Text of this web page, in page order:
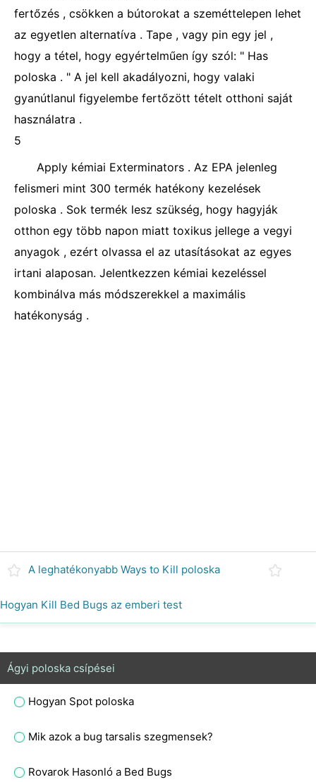
fertőzés , csökken a bútorokat a szeméttelepen lehet
az egyetlen alternatíva . Tape , vagy pin egy jel ,
hogy a tétel, hogy egyértelműen így szól: " Has
poloska . " A jel kell akadályozni, hogy valaki
gyanútlanul figyelembe fertőzött tételt otthoni saját
használatra .
5
Apply kémiai Exterminators . Az EPA jelenleg
felismeri mint 300 termék hatékony kezelések
poloska . Sok termék lesz szükség, hogy hagyják
otthon egy több napon miatt toxikus jellege a vegyi
anyagok , ezért olvassa el az utasításokat az egyes
irtani alaposan. Jelentkezzen kémiai kezeléssel
kombinálva más módszerekkel a maximális
hatékonyság .
A leghatékonyabb Ways to Kill poloska
Hogyan Kill Bed Bugs az emberi test
Ágyi poloska csípései
Hogyan Spot poloska
Mik azok a bug tarsalis szegmensek?
Rovarok Hasonló a Bed Bugs